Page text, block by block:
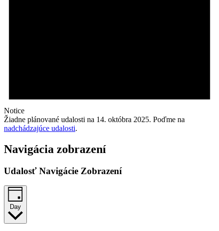
Notice
Žiadne plánované udalosti na 14. októbra 2025. Poďme na
nadchádzajúce udalosti.
Navigácia zobrazení
Udalosť Navigácie Zobrazení
Day